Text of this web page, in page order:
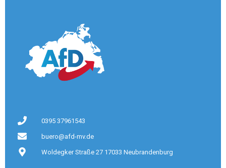
0395 37961543
buero@afd-mv.de
Woldegker Straße 27 17033 Neubrandenburg